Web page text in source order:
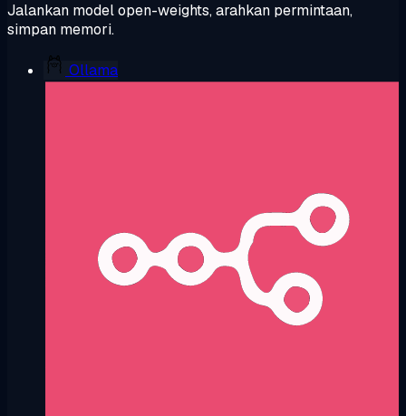
Jalankan model open-weights, arahkan permintaan,
simpan memori.
Ollama